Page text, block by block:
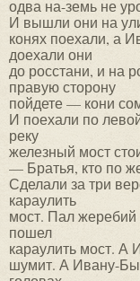
одва на-земь не
И вышли они на
конях поехали, а
доехали они
до росстани, и на
правую сторону
пойдете — кони
И поехали по
реку
железный мост
— Братья, кто по
Сделали за три
караулить
мост. Пал
пошел
караулить мост. А
шумит. А Ивану-